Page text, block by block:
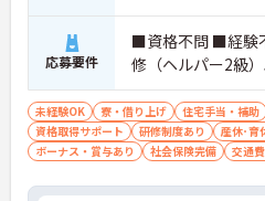
応募要件
■資格不問 ■経験
修（ヘルパー2級
未経験OK 寮・借り上げ 住宅手当・補助
資格取得サポート
研修制度あり
産休･育
ボーナス・賞与あり
社会保険完備 交通